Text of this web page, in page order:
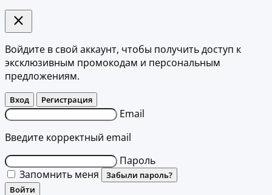
Войдите в свой аккаунт, чтобы получить доступ к
эксклюзивным промокодам и персональным
предложениям.
Вход Регистрация
Email
Введите корректный email
Пароль
Запомнить меня
Забыли пароль?
Войти